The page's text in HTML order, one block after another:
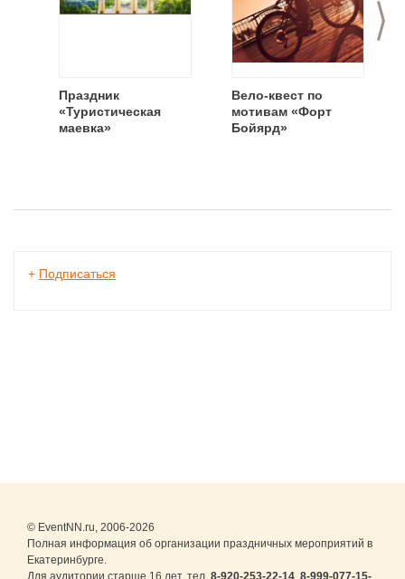
>
Праздник
«Туристическая
маевка»
Вело-квест по
мотивам «Форт
Бойярд»
+ Подписаться
© EventNN.ru, 2006-2026
Полная информация об организации праздничных мероприятий в
Екатеринбурге.
Для аудитории старше 16 лет. тел. 8-920-253-22-14 8-999-077-15-